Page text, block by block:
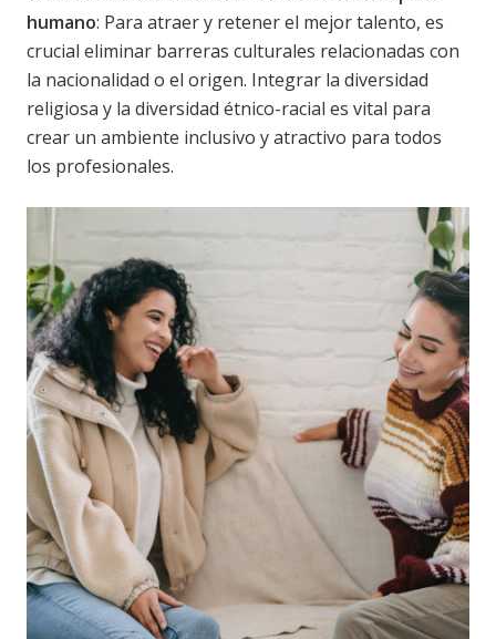
humano: Para atraer y retener el mejor talento, es
crucial eliminar barreras culturales relacionadas con
la nacionalidad o el origen. Integrar la diversidad
religiosa y la diversidad étnico-racial es vital para
crear un ambiente inclusivo y atractivo para todos
los profesionales.